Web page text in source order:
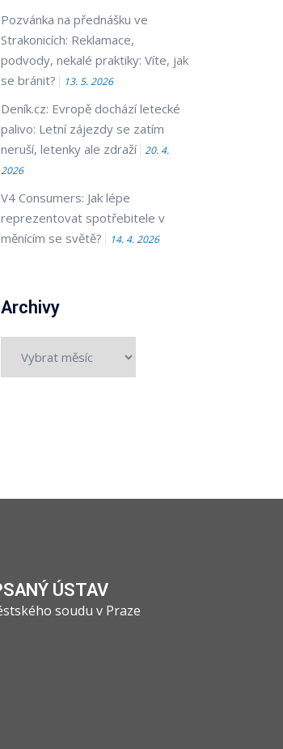
Pozvánka na přednášku ve
Strakonicích: Reklamace,
podvody, nekalé praktiky: Víte, jak
se bránit?
13. 5. 2026
Deník.cz: Evropě dochází letecké
palivo: Letní zájezdy se zatím
neruší, letenky ale zdraží
20. 4.
2026
V4 Consumers: Jak lépe
reprezentovat spotřebitele v
měnícím se světě?
14. 4. 2026
Archivy
ÚSTAV
soudu v Praze